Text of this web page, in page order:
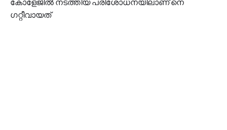
ഗറ്റീവായത്